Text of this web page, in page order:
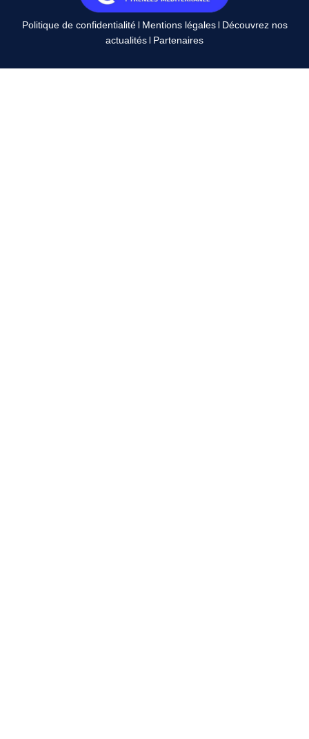
Politique de confidentialité| Mentions légales| Découvrez nos
actualités| Partenaires